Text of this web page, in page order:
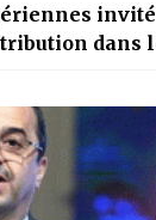
dans